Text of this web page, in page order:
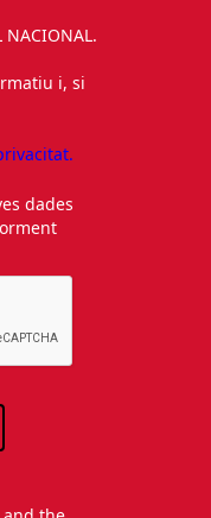
NACIONAL.
i, si
dades